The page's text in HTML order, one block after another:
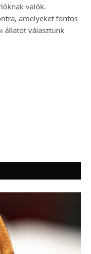
valók.
amelyeket fontos
állatot választunk